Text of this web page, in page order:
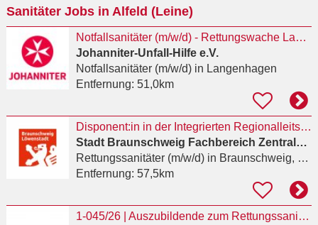
eingeben
Sanitäter Jobs in Alfeld (Leine)
Notfallsanitäter (m/w/d) - Rettungswache Langenhagen
Johanniter-Unfall-Hilfe e.V.
Notfallsanitäter (m/w/d)in Langenhagen
Entfernung: 51,0km
Disponent:in in der Integrierten Regionalleitstelle Braunschweig / Peine
Stadt Braunschweig Fachbereich Zentrale Dienste
Rettungssanitäter (m/w/d)in Braunschweig, Zentrum
Entfernung: 57,5km
1-045/26 | Auszubildende zum Rettungssanitäter (m/w/d)